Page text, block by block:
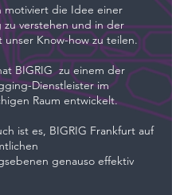
motiviert die Idee einer
zu verstehen und in der
unser Know-how zu teilen.
BIGRIG zu einem der
Dienstleister im
Raum entwickelt.
ist es, BIGRIG Frankfurt auf
genauso effektiv